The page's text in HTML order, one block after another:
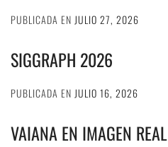
PUBLICADA EN JULIO 27, 2026
SIGGRAPH 2026
PUBLICADA EN JULIO 16, 2026
VAIANA EN IMAGEN REAL